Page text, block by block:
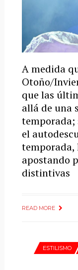
A medida
Otoño/
que las
allá de una
temporada;
el
temporada,
apostando
distintivas
READ MORE
ESTILISMO